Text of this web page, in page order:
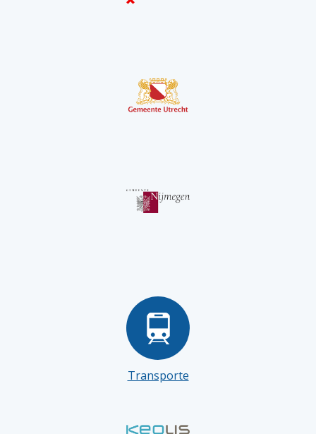
Transporte